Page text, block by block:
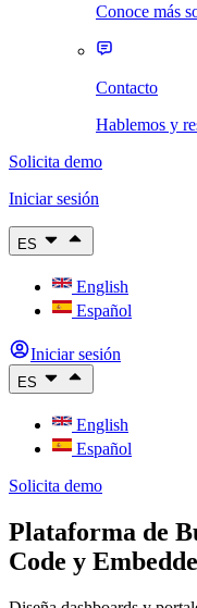
Conoce más
Contacto
Hablemos y
Solicita demo
Iniciar sesión
ES
English
Español
Iniciar sesión
ES
English
Español
Solicita demo
Plataforma de
Code y